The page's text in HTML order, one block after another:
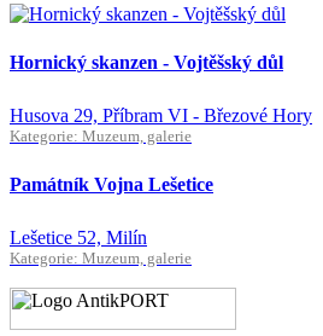
Hornický skanzen - Vojtěšský důl
Husova 29, Příbram VI - Březové Hory
Kategorie: Muzeum, galerie
Památník Vojna Lešetice
Lešetice 52, Milín
Kategorie: Muzeum, galerie